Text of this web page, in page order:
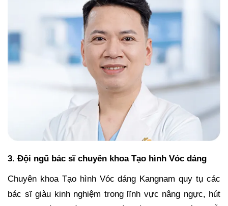
3. Đội ngũ bác sĩ chuyên khoa Tạo hình Vóc dáng
Chuyên khoa Tạo hình Vóc dáng Kangnam quy tụ các
bác sĩ giàu kinh nghiệm trong lĩnh vực nâng ngực, hút